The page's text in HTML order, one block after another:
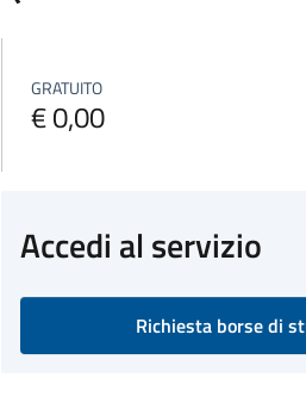
GRATUITO
€ 0,00
Accedi al servizio
Richiesta borse di